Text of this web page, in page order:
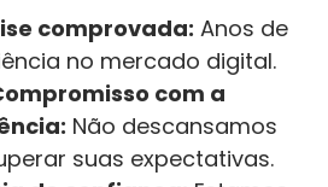
comprovada: Anos de
no mercado digital.
com a
Não descansamos
suas expectativas.